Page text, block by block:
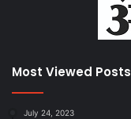
Most Viewed Posts
July 24, 2023